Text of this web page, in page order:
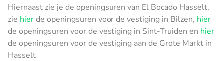
Hiernaast zie je de openingsuren van El Bocado Hasselt,
zie hierde openingsuren voor de vestiging in Bilzen, hier
de openingsuren voor de vestiging in Sint-Truiden en hier
de openingsuren voor de vestiging aan de Grote Markt in
Hasselt